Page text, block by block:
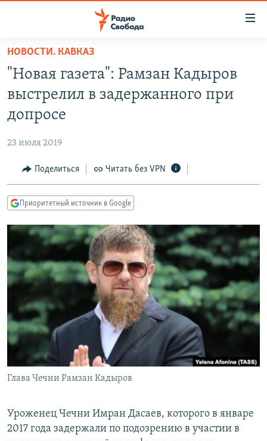
упрощенного
доступа
основному
Вернутся
Вернутся
поиску
ПРОГРАММЫ
АВТОРСКИЕ ПРОЕКТЫ
МНЕНИЯ
КУЛЬТУРА
КАВКАЗ.РЕАЛИИ
СЕВЕР.РЕАЛИИ
СИБИРЬ.РЕАЛИИ
РАСПИСАНИЕ ВЕЩАНИЯ
ПОДПИШИТЕСЬ НА РАССЫЛКУ
СОЦИАЛЬНЫЕ СЕТИ
Все сайты РСЕ/РС
НОВОСТИ. КАВКАЗ
"Новая газета": Рамзан Кадыров
выстрелил в задержанного при
допросе
23 июля 2019
Поделиться Читать без VPN
Приоритетный источник в Google
Глава Чечни Рамзан Кадыров
Уроженец Чечни Имран Дасаев, которого в январе
2017 года задержали по подозрению в участии в